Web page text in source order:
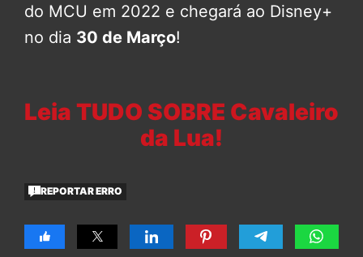
do MCU em 2022 e chegará ao Disney+
no dia 30 de Março!
Leia TUDO SOBRE Cavaleiro
da Lua!
REPORTAR ERRO